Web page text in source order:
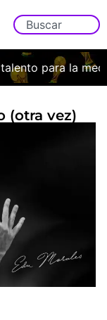
para la
(otra vez)